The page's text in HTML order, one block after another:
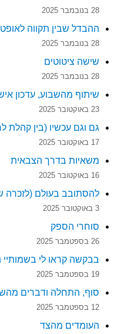
28 בנובמבר 2025
ההבדל שבין תקווה
28 בנובמבר 2025
שישה ציטוטים
28 בנובמבר 2025
שיתוף מהשבוע, עדכון
23 באוקטובר 2025
גם וגם עכשיו (בין קהלת
17 באוקטובר 2025
משאיות בדרך הצבאית
16 באוקטובר 2025
להסתובב בעולם (לזכרה של
3 באוקטובר 2025
סוחרי הספק
26 בספטמבר 2025
בבקשה קראו לי בשמותיי
19 בספטמבר 2025
סוף, התחלה ודברים
12 בספטמבר 2025
העומדים מהצד